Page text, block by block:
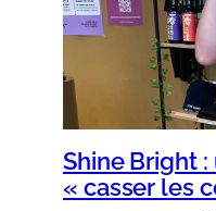
Shine Bright
« casser les